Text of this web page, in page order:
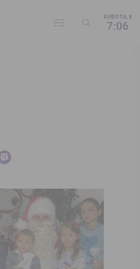
SUBOTA,8
7:06